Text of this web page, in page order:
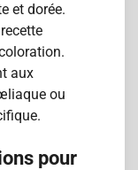
et dorée.
aux
ou
pour